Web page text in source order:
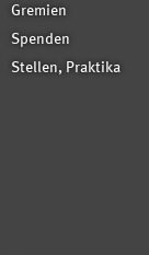
Gremien
Spenden
Stellen, Praktika